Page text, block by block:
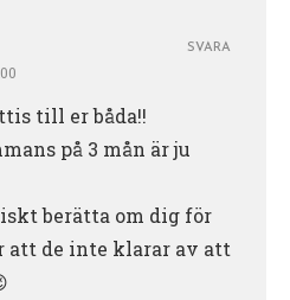
till er båda!!
på 3 mån är ju
berätta om dig för
att de inte klarar av att
SVARA